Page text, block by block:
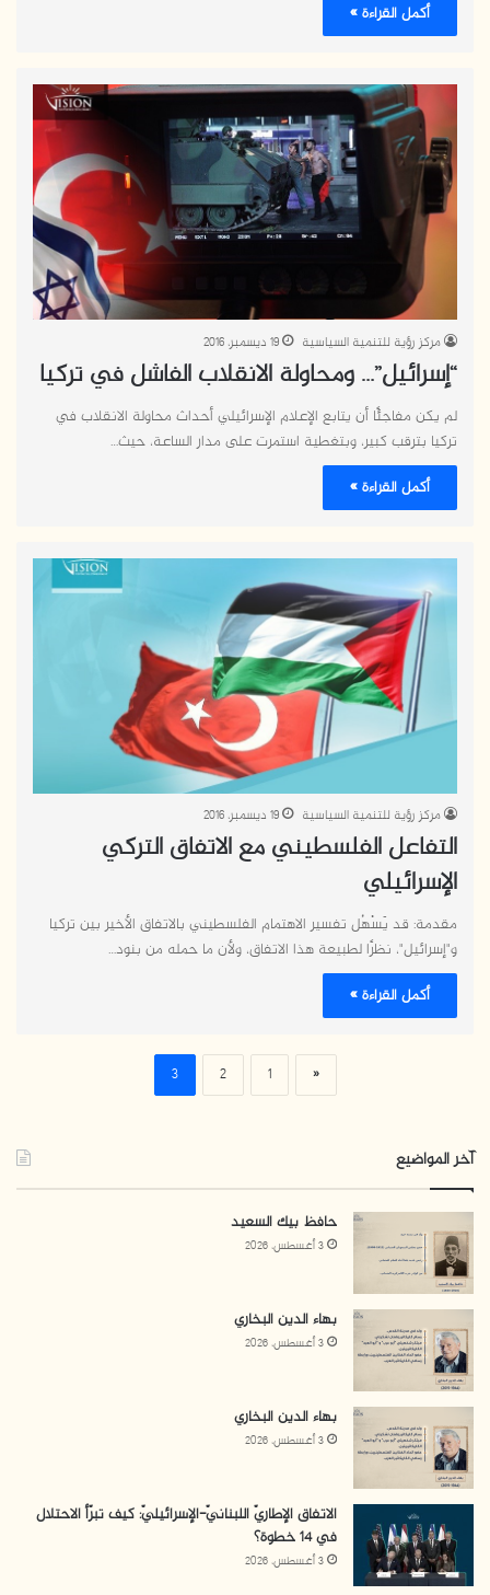
أكمل القراءة »
مركز رؤية للتنمية السياسية 19 ديسمبر، 2016
“إسرائيل”… ومحاولة الانقلاب الفاشل في تركيا
لم يكن مفاجئًا أن يتابع الإعلام الإسرائيلي أحداث محاولة الانقلاب في
تركيا بترقب كبير، وبتغطية استمرت على مدار الساعة، حيث…
أكمل القراءة »
مركز رؤية للتنمية السياسية 19 ديسمبر، 2016
التفاعل الفلسطيني مع الاتفاق التركي
الإسرائيلي
مقدمة: قد يَسْهُل تفسير الاهتمام الفلسطيني بالاتفاق الأخير بين تركيا
و"إسرائيل"، نظرًا لطبيعة هذا الاتفاق، ولأن ما حمله من بنود…
أكمل القراءة »
«
1
2
3
آخر المواضيع
حافظ بيك السعيد
3 أغسطس، 2026
بهاء الدين البخاري
3 أغسطس، 2026
بهاء الدين البخاري
3 أغسطس، 2026
الاتفاق الإطاريّ اللبنانيّ-الإسرائيليّ: كيف تبرّأ الاحتلال
في 14 خطوة؟
3 أغسطس، 2026